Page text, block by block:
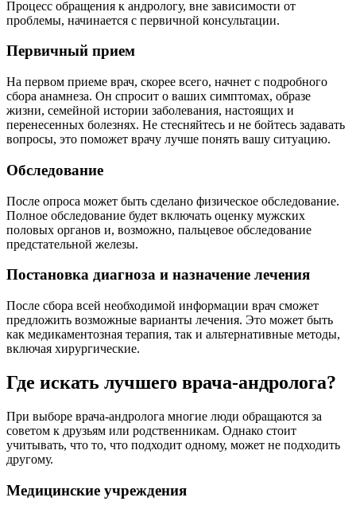
Процесс обращения к андрологу, вне зависимости от
проблемы, начинается с первичной консультации.
Первичный прием
На первом приеме врач, скорее всего, начнет с подробного
сбора анамнеза. Он спросит о ваших симптомах, образе
жизни, семейной истории заболевания, настоящих и
перенесенных болезнях. Не стесняйтесь и не бойтесь задавать
вопросы, это поможет врачу лучше понять вашу ситуацию.
Обследование
После опроса может быть сделано физическое обследование.
Полное обследование будет включать оценку мужских
половых органов и, возможно, пальцевое обследование
предстательной железы.
Постановка диагноза и назначение лечения
После сбора всей необходимой информации врач сможет
предложить возможные варианты лечения. Это может быть
как медикаментозная терапия, так и альтернативные методы,
включая хирургические.
Где искать лучшего врача-андролога?
При выборе врача-андролога многие люди обращаются за
советом к друзьям или родственникам. Однако стоит
учитывать, что то, что подходит одному, может не подходить
другому.
Медицинские учреждения